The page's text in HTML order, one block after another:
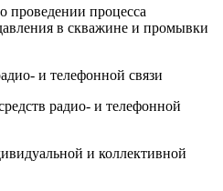
проведении процесса
в скважине и промывки
и телефонной связи
радио- и телефонной
и коллективной